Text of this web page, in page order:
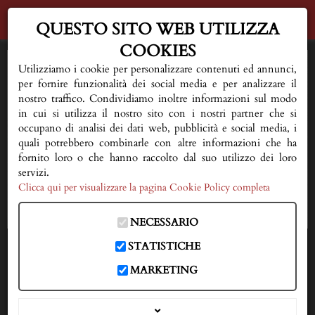
IN CASO DI DECESSO
333 3593150
HOME
AL VOSTRO FIANCO
QUALCHE CONSIGLIO
NECROLOGI
DOVE SIAMO
QUESTO SITO WEB UTILIZZA
COOKIES
Utilizziamo i cookie per personalizzare contenuti ed annunci,
per fornire funzionalità dei social media e per analizzare il
nostro traffico. Condividiamo inoltre informazioni sul modo
in cui si utilizza il nostro sito con i nostri partner che si
occupano di analisi dei dati web, pubblicità e social media, i
quali potrebbero combinarle con altre informazioni che ha
fornito loro o che hanno raccolto dal suo utilizzo dei loro
servizi.
Clicca qui per visualizzare la pagina Cookie Policy completa
NECESSARIO
STATISTICHE
MARKETING